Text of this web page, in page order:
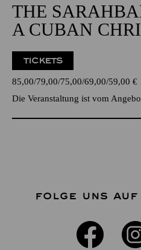
THE
A CUBAN
TICKETS
85,00 79,00 75,00 69,00 59,00 €
Die Veranstaltung ist vom
FOLGE UNS